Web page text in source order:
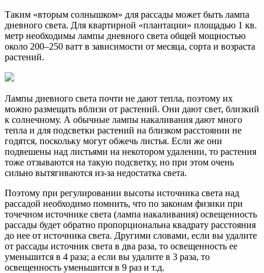
Таким «вторым солнышком» для рассады может быть лампа
дневного света. Для квартирной «плантации» площадью 1 кв.
метр необходимы лампы дневного света общей мощностью
около 200–250 ватт в зависимости от месяца, сорта и возраста
растений.
Лампы дневного света почти не дают тепла, поэтому их
можно размещать вблизи от растений. Они дают свет, близкий
к солнечному. А обычные лампы накаливания дают много
тепла и для подсветки растений на близком расстоянии не
годятся, поскольку могут обжечь листья. Если же они
подвешены над листьями на некотором удалении, то растения
тоже отзываются на такую подсветку, но при этом очень
сильно вытягиваются из-за недостатка света.
Поэтому при регулировании высоты источника света над
рассадой необходимо помнить, что по законам физики при
точечном источнике света (лампа накаливания) освещенность
рассады будет обратно пропорциональна квадрату расстояния
до нее от источника света. Другими словами, если вы удалите
от рассады источник света в два раза, то освещенность ее
уменьшится в 4 раза; а если вы удалите в 3 раза, то
освещенность уменьшится в 9 раз и т.д.